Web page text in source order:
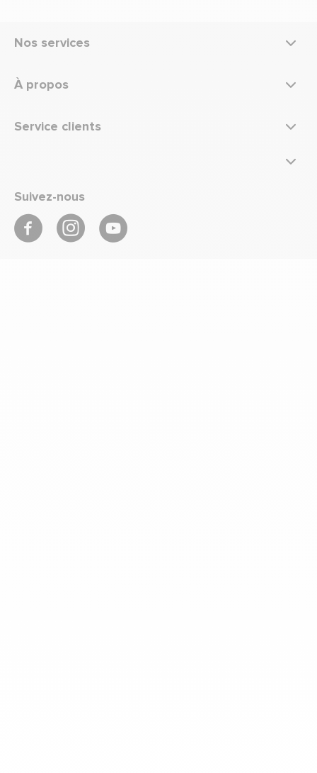
Nos services
À propos
Service clients
Suivez-nous